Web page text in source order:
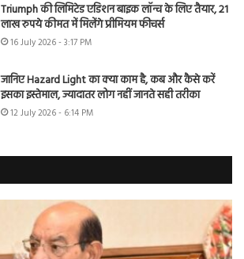
Triumph की लिमिटेड एडिशन बाइक लॉन्च के लिए तैयार, 21
लाख रुपये कीमत में मिलेंगे प्रीमियम फीचर्स
16 July 2026 - 3:17 PM
जानिए Hazard Light का क्या काम है, कब और कैसे करें
इसका इस्तेमाल, ज्यादातर लोग नहीं जानते सही तरीका
12 July 2026 - 6:14 PM